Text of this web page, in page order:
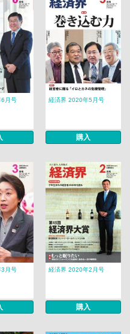
月号 経済界 2020年5月号
購入
月号 経済界 2020年2月号
購入